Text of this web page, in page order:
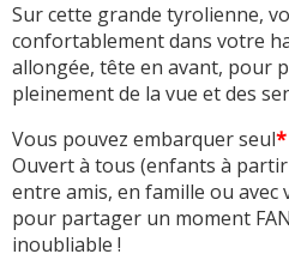
Sur cette grande tyrolienne,
confortablement dans votre
allongée, tête en avant, pour
pleinement de la vue et des
Vous pouvez embarquer seul*
Ouvert à tous (enfants à partir
entre amis, en famille ou avec
pour partager un moment
inoubliable !